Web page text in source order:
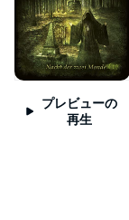
プレビューの
再生